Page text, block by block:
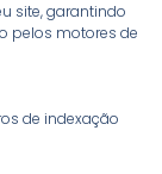
site, garantindo
pelos motores de
de indexação